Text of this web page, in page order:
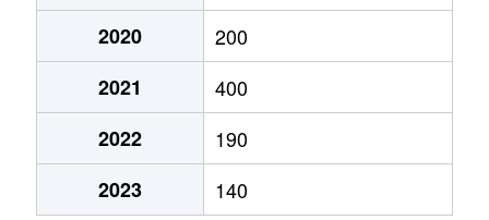
2020
200
2021
400
2022
190
2023
140